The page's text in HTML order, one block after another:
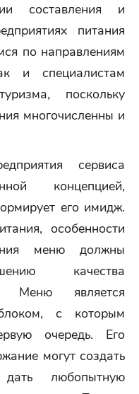
составления и
питания
по направлениям
и специалистам
поскольку
многочисленны и
сервиса
концепцией,
его имидж.
особенности
меню должны
качества
Меню является
с которым
очередь. Его
могут создать
любопытную